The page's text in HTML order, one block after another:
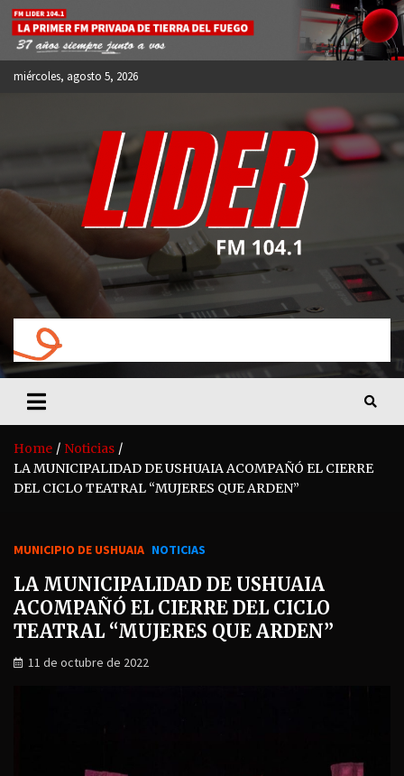
Skip
content
miércoles, agosto 5, 2026
FM LIDER 104.1
Home
Noticias
LA MUNICIPALIDAD DE USHUAIA ACOMPAÑÓ EL CIERRE
DEL CICLO TEATRAL “MUJERES QUE ARDEN”
MUNICIPIO DE USHUAIA NOTICIAS
LA MUNICIPALIDAD DE USHUAIA
ACOMPAÑÓ EL CIERRE DEL CICLO
TEATRAL “MUJERES QUE ARDEN”
11 de octubre de 2022